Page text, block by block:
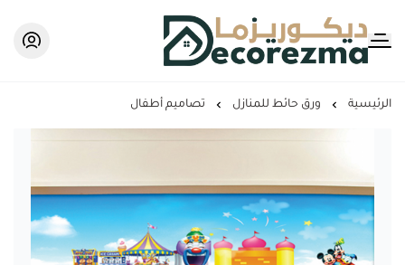
Decorezma
الرئيسية ورق حائط للمنازل تصاميم أطفال